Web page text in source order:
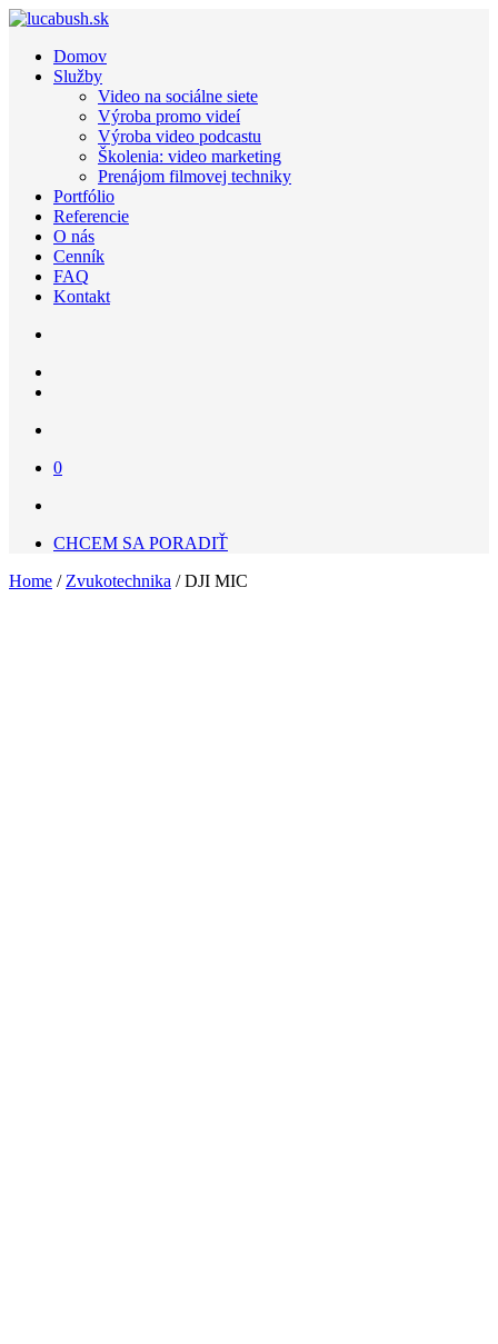
Domov
Služby
Video na sociálne siete
Výroba promo videí
Výroba video podcastu
Školenia: video marketing
Prenájom filmovej techniky
Portfólio
Referencie
O nás
Cenník
FAQ
Kontakt
0
CHCEM SA PORADIŤ
Home / Zvukotechnika / DJI MIC